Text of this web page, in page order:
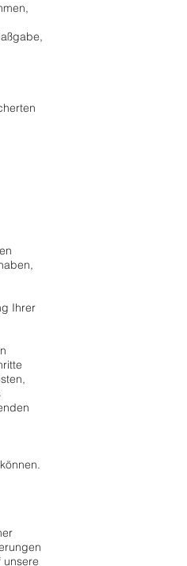
Ihrer
unsere